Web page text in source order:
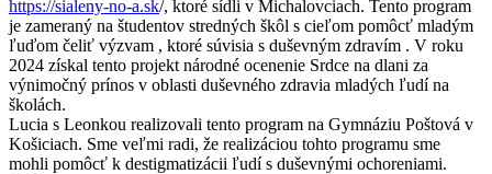
https://sialeny-no-a.sk/, ktoré sídli v Michalovciach. Tento program
je zameraný na študentov stredných škôl s cieľom pomôcť mladým
ľuďom čeliť výzvam , ktoré súvisia s duševným zdravím . V roku
2024 získal tento projekt národné ocenenie Srdce na dlani za
výnimočný prínos v oblasti duševného zdravia mladých ľudí na
školách.
Lucia s Leonkou realizovali tento program na Gymnáziu Poštová v
Košiciach. Sme veľmi radi, že realizáciou tohto programu sme
mohli pomôcť k destigmatizácii ľudí s duševnými ochoreniami.